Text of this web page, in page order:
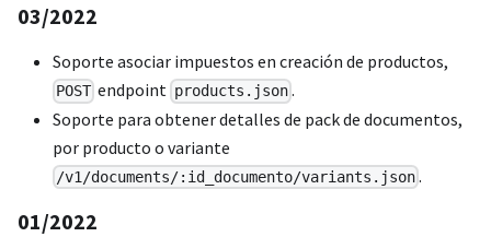
03/2022
Soporte asociar impuestos en creación de productos,
POST endpoint products.json.
Soporte para obtener detalles de pack de documentos,
por producto o variante
/v1/documents/:id_documento/variants.json .
01/2022